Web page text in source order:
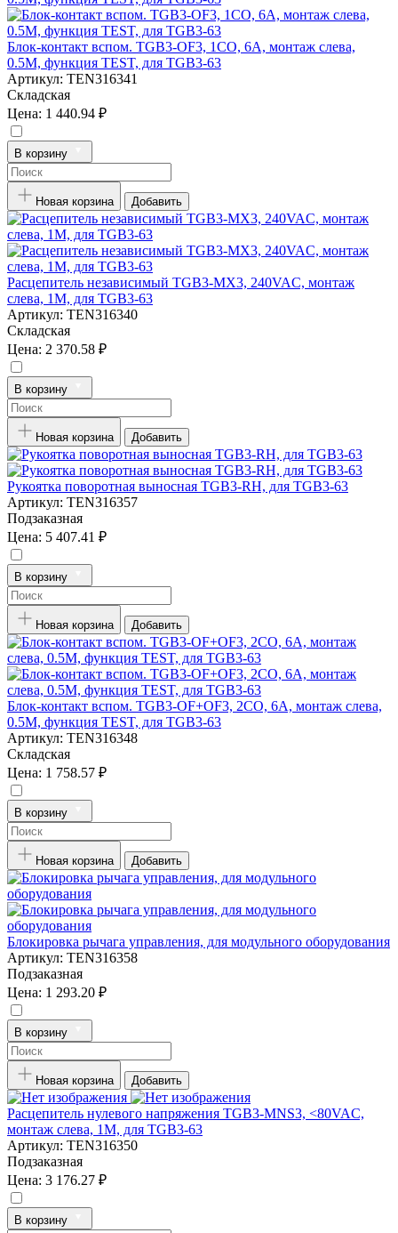
Блок-контакт вспом. TGB3-OF3, 1CO, 6A, монтаж слева,
0.5M, функция TEST, для TGB3-63
Артикул: TEN316341
Складская
Цена: 1 440.94 ₽
В корзину
Новая корзина Добавить
Расцепитель независимый TGB3-MX3, 240VAC, монтаж
слева, 1M, для TGB3-63
Артикул: TEN316340
Складская
Цена: 2 370.58 ₽
В корзину
Новая корзина Добавить
Рукоятка поворотная выносная TGB3-RH, для TGB3-63
Артикул: TEN316357
Подзаказная
Цена: 5 407.41 ₽
В корзину
Новая корзина Добавить
Блок-контакт вспом. TGB3-OF+OF3, 2CO, 6A, монтаж слева,
0.5M, функция TEST, для TGB3-63
Артикул: TEN316348
Складская
Цена: 1 758.57 ₽
В корзину
Новая корзина Добавить
Блокировка рычага управления, для модульного оборудования
Артикул: TEN316358
Подзаказная
Цена: 1 293.20 ₽
В корзину
Новая корзина Добавить
Расцепитель нулевого напряжения TGB3-MNS3, <80VAC,
монтаж слева, 1M, для TGB3-63
Артикул: TEN316350
Подзаказная
Цена: 3 176.27 ₽
В корзину